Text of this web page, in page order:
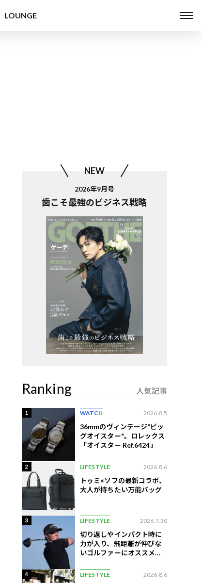
LOUNGE
NEW
2026年9月号
歯こそ最強のビジネス戦略
Ranking 人気記事
1 WATCH 2026.8.5
36mmのヴィンテージ"ビッ
グオイスター"。ロレックス
「オイスター Ref.6424」
2 LIFESTYLE 2026.8.6
トゥミ×ソフの最新コラボ、
大人が持ちたい万能バッグ
3 LIFESTYLE 2026.7.30
切り返しやインパクト時に
力が入り、飛距離が伸びな
いゴルファーにオススメの
4 LIFESTYLE 2026.8.6